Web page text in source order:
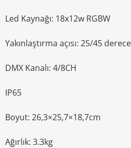
Led Kaynağı: 18x12w RGBW
Yakınlaştırma açısı: 25/45
DMX Kanalı: 4/8CH
IP65
Boyut: 26,3×25,7×18,7cm
Ağırlık: 3.3kg